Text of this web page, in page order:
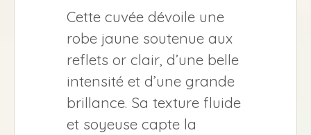
Cette cuvée dévoile une
robe jaune soutenue aux
reflets or clair, d’une belle
intensité et d’une grande
brillance. Sa texture fluide
et soyeuse capte la